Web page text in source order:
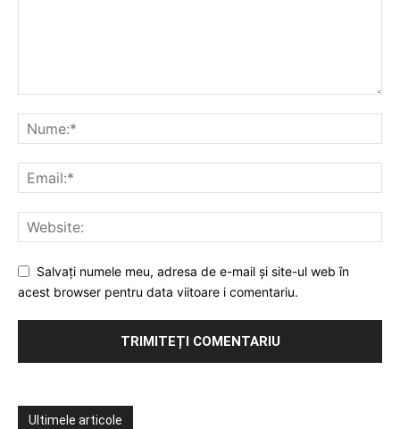
Salvați numele meu, adresa de e-mail și site-ul web în
acest browser pentru data viitoare i comentariu.
Ultimele articole